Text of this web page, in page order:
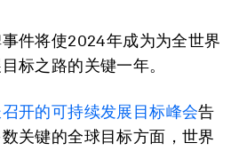
件将使2024年成为为全世界
标之路的关键一年。
开的可持续发展目标峰会告
关键的全球目标方面，世界